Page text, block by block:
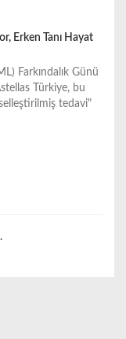
Erken Tanı Hayat
Farkındalık Günü
Türkiye, bu
tedavi"
.